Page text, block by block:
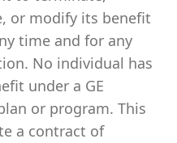
or modify its benefit
time and for any
No individual has
under a GE
or program. This
a contract of